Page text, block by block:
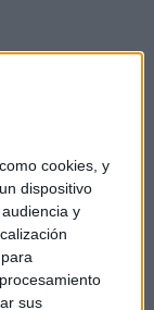
cookies, y
dispositivo
y
sus